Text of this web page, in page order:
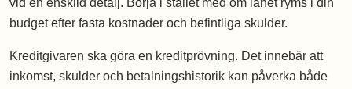
vid en enskild detalj. Börja i stället med om lånet ryms i din
budget efter fasta kostnader och befintliga skulder.
Kreditgivaren ska göra en kreditprövning. Det innebär att
inkomst, skulder och betalningshistorik kan påverka både